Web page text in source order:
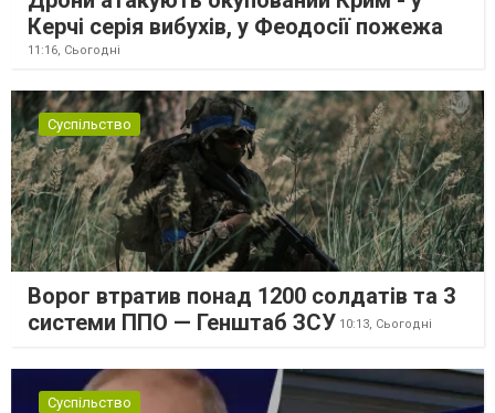
Керчі серія вибухів, у Феодосії пожежа
11:16, Сьогодні
Суспільство
Ворог втратив понад 1200 солдатів та 3
системи ППО — Генштаб ЗСУ 10:13, Сьогодні
Суспільство